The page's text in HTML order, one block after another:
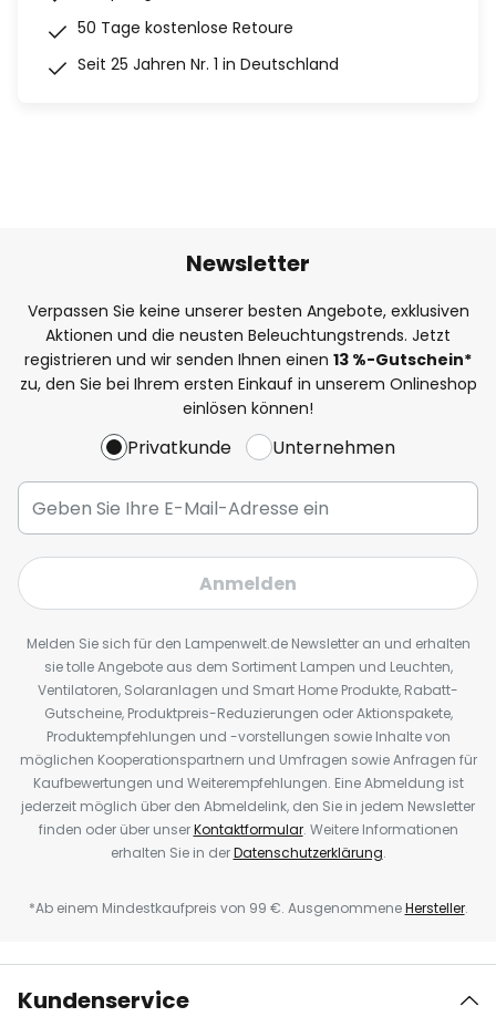
50 Tage kostenlose Retoure
Seit 25 Jahren Nr. 1 in Deutschland
Newsletter
Verpassen Sie keine unserer besten Angebote, exklusiven
Aktionen und die neusten Beleuchtungstrends. Jetzt
registrieren und wir senden Ihnen einen 13 %-Gutschein*
zu, den Sie bei Ihrem ersten Einkauf in unserem Onlineshop
einlösen können!
Privatkunde Unternehmen
Anmelden
Melden Sie sich für den Lampenwelt.de Newsletter an und erhalten
sie tolle Angebote aus dem Sortiment Lampen und Leuchten,
Ventilatoren, Solaranlagen und Smart Home Produkte, Rabatt-
Gutscheine, Produktpreis-Reduzierungen oder Aktionspakete,
Produktempfehlungen und -vorstellungen sowie Inhalte von
möglichen Kooperationspartnern und Umfragen sowie Anfragen für
Kaufbewertungen und Weiterempfehlungen. Eine Abmeldung ist
jederzeit möglich über den Abmeldelink, den Sie in jedem Newsletter
finden oder über unserKontaktformular. Weitere Informationen
erhalten Sie in derDatenschutzerklärung.
*Ab einem Mindestkaufpreis von 99 €. AusgenommeneHersteller.
Kundenservice